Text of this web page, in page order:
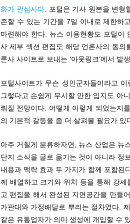
화가 관심사다 . 포털은 기사 원본을 변
존할 수 있는 기간을 7일 이내로 제한하
마련해야 한다. 뉴스 이용현황도 포털이
사 세부 섹션 편집도 해당 언론사의 동의
론사 사이트로 보내는 ‘아웃링크’에서 발
포털사이트가 무슨 성인군자들이라고
그렇다고 손쉽게 무시할 만한 입지도 아
뤄질 전망이다. 어떻게 이렇게 되었는지
의 기본적 갈등을 좀 더 살펴볼 필요가 있
아주 거칠게 분류하자면, 뉴스 산업은 뉴
단지 소식을 글로 옮기는 것이 아니라 정
내용과 맥락 효과 두 가지가 함께 포함된
께 배열하고 크기와 위치 등을 통해 강
고 편집을 해서 완성된 지면공간을 만들
가판대와 가정배달로 뿌리는 절차였다.
같은 유통업자가 의미 생성에 개입할 수